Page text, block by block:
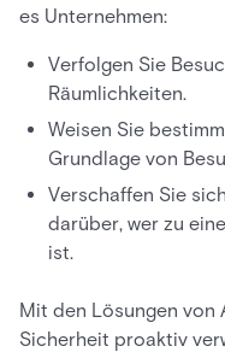
es Unternehmen:
Verfolgen Sie
Räumlichkeiten.
Weisen Sie
Grundlage von
Verschaffen Sie
darüber, wer zu
ist.
Mit den Lösungen von
Sicherheit proaktiv